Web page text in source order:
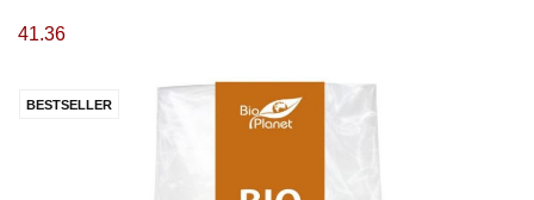
41.36
BESTSELLER